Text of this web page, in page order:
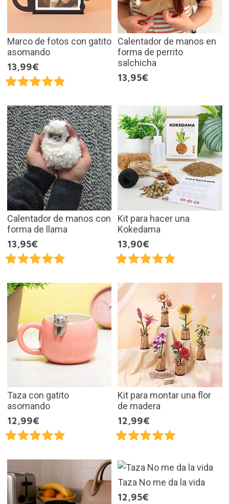
Marco de fotos con gatito
asomando
13,99€
Calentador de manos en
forma de perrito
salchicha
13,95€
Calentador de manos con
forma de llama
13,95€
Kit para hacer una
Kokedama
13,90€
Taza con gatito
asomando
12,99€
Kit para montar una flor
de madera
12,99€
Taza No me da la vida
12,95€